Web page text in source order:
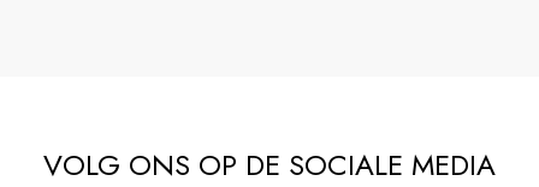
VOLG ONS OP DE SOCIALE MEDIA